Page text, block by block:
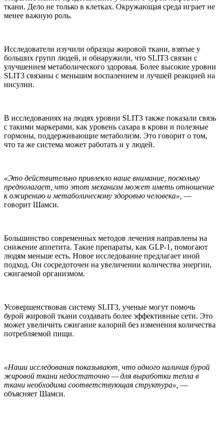
ткани. Дело не только в клетках. Окружающая среда играет не
менее важную роль.
Исследователи изучили образцы жировой ткани, взятые у
больших групп людей, и обнаружили, что SLIT3 связан с
улучшением метаболического здоровья. Более высокие уровни
SLIT3 связаны с меньшим воспалением и лучшей реакцией на
инсулин.
В исследованиях на людях уровни SLIT3 также показали связь
с такими маркерами, как уровень сахара в крови и полезные
гормоны, поддерживающие метаболизм. Это говорит о том,
что та же система может работать и у людей.
«Это действительно привлекло наше внимание, поскольку
предполагает, что этот механизм может иметь отношение
к ожирению и метаболическому здоровью человека», —
говорит Шамси.
Большинство современных методов лечения направлены на
снижение аппетита. Такие препараты, как GLP-1, помогают
людям меньше есть. Новое исследование предлагает иной
подход. Он сосредоточен на увеличении количества энергии,
сжигаемой организмом.
Усовершенствовав систему SLIT3, ученые могут помочь
бурой жировой ткани создавать более эффективные сети. Это
может увеличить сжигание калорий без изменения количества
потребляемой пищи.
«Наши исследования показывают, что одного наличия бурой
жировой ткани недостаточно — для выработки тепла в
ткани необходима соответствующая структура», —
объясняет Шамси.